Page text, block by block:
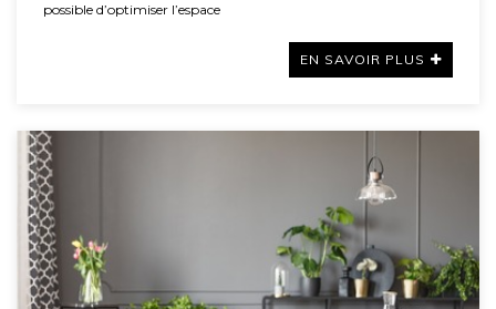
possible d’optimiser l’espace
EN SAVOIR PLUS